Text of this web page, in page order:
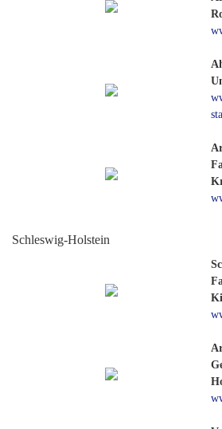
Schleswig-Holstein